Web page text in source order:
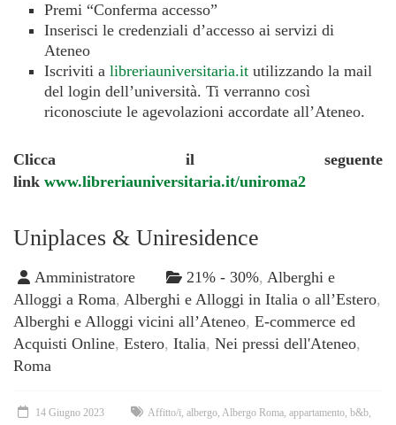
Premi “Conferma accesso”
Inserisci le credenziali d’accesso ai servizi di
Ateneo
Iscriviti a libreriauniversitaria.it utilizzando la mail
del login dell’università. Ti verranno così
riconosciute le agevolazioni accordate all’Ateneo.
Clicca il seguente
link www.libreriauniversitaria.it/uniroma2
Uniplaces & Uniresidence
Amministratore 21% - 30%, Alberghi e
Alloggi a Roma, Alberghi e Alloggi in Italia o all’Estero,
Alberghi e Alloggi vicini all’Ateneo, E-commerce ed
Acquisti Online, Estero, Italia, Nei pressi dell'Ateneo,
Roma
14 Giugno 2023 Affitto/i, albergo, Albergo Roma, appartamento, b&b,